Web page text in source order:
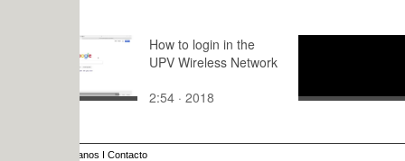
How to login in the
UPV Wireless Network
2:54 · 2018
7:07 · 2021